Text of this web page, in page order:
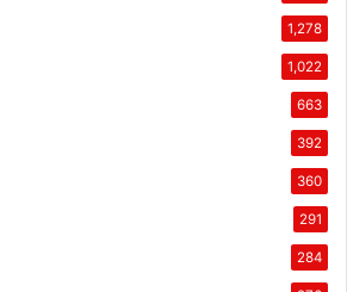
1,278
1,022
663
392
360
291
284